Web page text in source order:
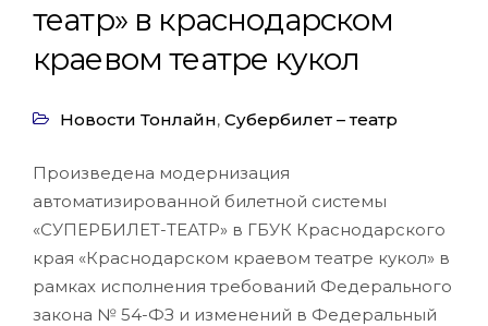
театр» в краснодарском
краевом театре кукол
Новости Тонлайн, Субербилет – театр
Произведена модернизация
автоматизированной билетной системы
«СУПЕРБИЛЕТ-ТЕАТР» в ГБУК Краснодарского
края «Краснодарском краевом театре кукол» в
рамках исполнения требований Федерального
закона № 54-ФЗ и изменений в Федеральный